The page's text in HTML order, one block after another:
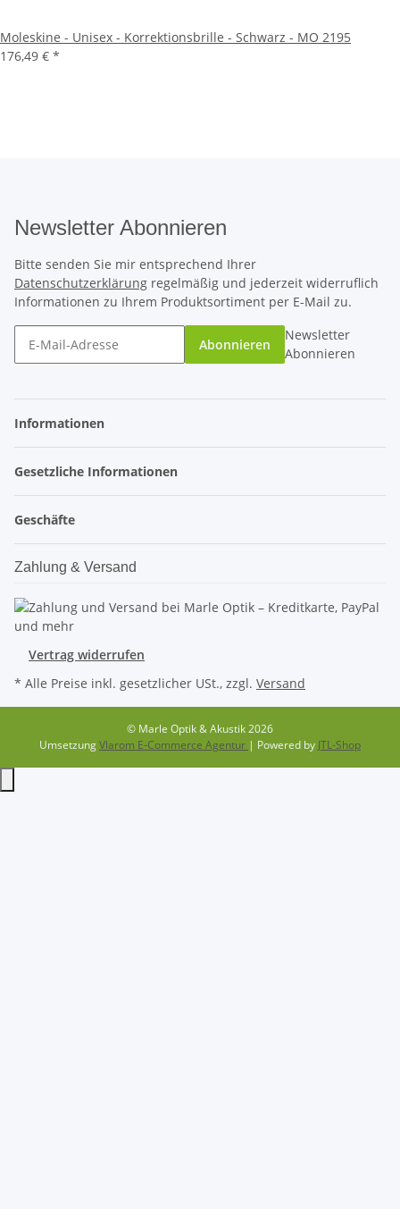
Moleskine - Unisex - Korrektionsbrille - Schwarz - MO 2195
176,49 € *
Newsletter Abonnieren
Bitte senden Sie mir entsprechend Ihrer
Datenschutzerklärung regelmäßig und jederzeit widerruflich
Informationen zu Ihrem Produktsortiment per E-Mail zu.
Abonnieren
Newsletter
Abonnieren
Informationen
Gesetzliche Informationen
Geschäfte
Zahlung & Versand
Vertrag widerrufen
* Alle Preise inkl. gesetzlicher USt., zzgl. Versand
© Marle Optik & Akustik 2026
UmsetzungVlarom E-Commerce Agentur | Powered by JTL-Shop